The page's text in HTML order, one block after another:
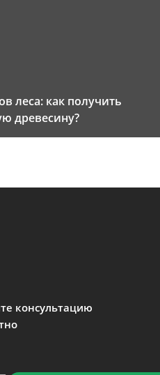
леса: как получить
древесину?
консультацию